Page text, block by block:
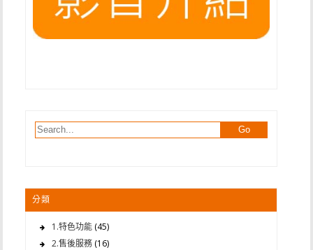
分類
1.特色功能(45)
2.售後服務(16)